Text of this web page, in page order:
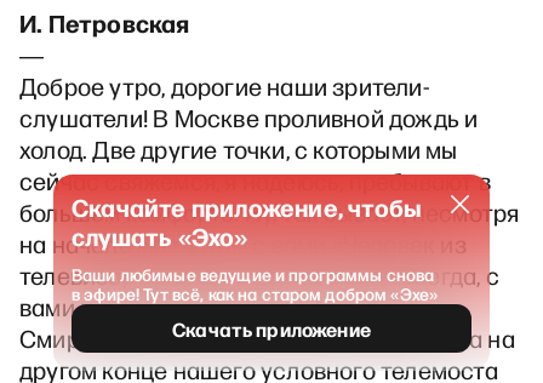
И. Петровская
―
Доброе утро, дорогие наши зрители-
слушатели! В Москве проливной дождь и
холод. Две другие точки, с которыми мы
сейчас свяжемся, я надеюсь, пребывают в
большем комфорте. Ну, так бывает, несмотря
на начало мая. Итак, с вами «Человек из
телевизора». Сегодня 8 мая, и, как всегда, с
вами наш звукорежиссер Александр
Смирнов, я, Ирина Петровская, в студии, а на
другом конце нашего условного телемоста
Скачайте приложение, чтобы
слушать «Эхо»
Ваши любимые ведущие и программы снова
в эфире! Тут всё, как на старом добром «Эхе»
Скачать приложение